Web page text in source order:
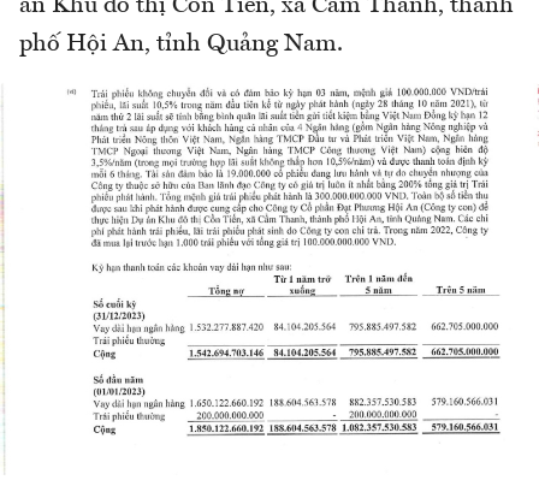
án Khu đô thị Cồn Tiến, xã Cẩm Thanh, thành
phố Hội An, tỉnh Quảng Nam.